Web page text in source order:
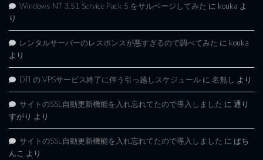
Windows NT 3.51 Service Pack 5 をサルベージしてみた に kouka よ
り
レンタルサーバーのレスポンスが悪すぎるので調べてみた に kouka
より
DTI の VPSサービス終了に伴う引っ越しスケジュール に 名無し より
サイトのSSL自動更新機能を入れ忘れてたので導入しました に 通り
すがり より
サイトのSSL自動更新機能を入れ忘れてたので導入しました に ぱち
んこ より